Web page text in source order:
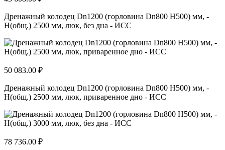
Дренажный колодец Dn1200 (горловина Dn800 H500) мм, -
H(общ.) 2500 мм, люк, без дна - ИСС
50 083.00 ₽
Дренажный колодец Dn1200 (горловина Dn800 H500) мм, -
H(общ.) 2500 мм, люк, приваренное дно - ИСС
78 736.00 ₽